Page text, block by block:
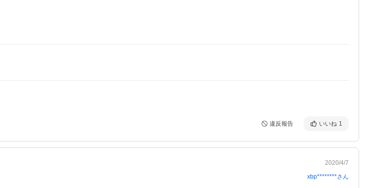
違反報告 いいね 1
2020/4/7
xbp********さん